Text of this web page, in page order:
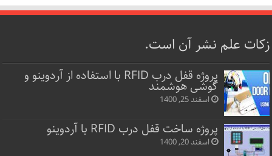
زکات علم نشر آن است.
پروژه قفل‌ درب RFID با استفاده از آردوینو و
گوشی هوشمند
اسفند 25, 1400
پروژه ساخت قفل‌ درب RFID با آردوینو
اسفند 20, 1400